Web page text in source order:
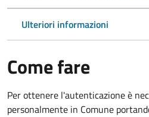
Ulteriori informazioni
Come fare
Per ottenere l'autenticazione è
personalmente in Comune